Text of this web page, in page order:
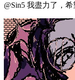
@Sin5 我盡力了，